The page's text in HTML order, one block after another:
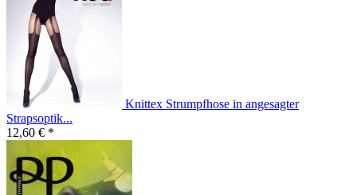
Knittex Strumpfhose in angesagter
Strapsoptik...
12,60 € *